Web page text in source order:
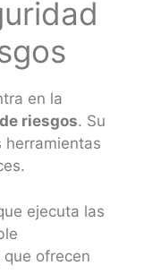
en la
riesgos. Su
herramientas
ejecuta las
ofrecen